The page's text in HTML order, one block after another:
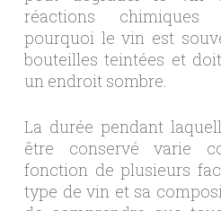
réactions chimiques
pourquoi le vin est
bouteilles teintées et
un endroit sombre.
La durée pendant
être conservé varie
fonction de plusieurs
type de vin et sa